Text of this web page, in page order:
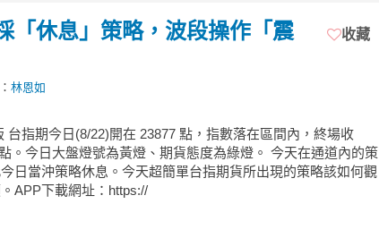
「休息」策略，波段操作「震
林恩如
收藏
台指期今日(8/22)開在 23877 點，指數落在區間內，終場收
。今日大盤燈號為黃燈、期貨態度為綠燈。 今天在通道內的策
日當沖策略休息。今天超簡單台指期貨所出現的策略該如何觀
APP下載網址：https://